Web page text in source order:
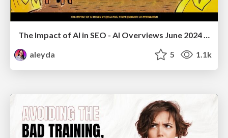
The Impact of AI in SEO - AI Overviews June 2024 Edition
aleyda
5 1.1k